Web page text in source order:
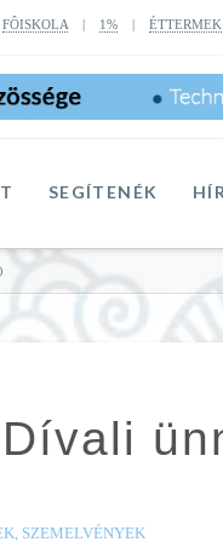
FÔISKOLA| 1%| ÉTTERMEK
SEGÍTENÉK
SZEMELVÉNYEK